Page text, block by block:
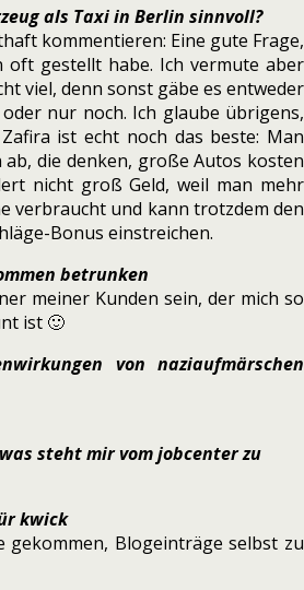
als Taxi in Berlin sinnvoll?
kommentieren: Eine gute Frage,
oft gestellt habe. Ich vermute aber
viel, denn sonst gäbe es entweder
nur noch. Ich glaube übrigens,
ist echt noch das beste: Man
die denken, große Autos kosten
nicht groß Geld, weil man mehr
verbraucht und kann trotzdem den
Bonus einstreichen.
betrunken
meiner Kunden sein, der mich so
ist 🙂
von naziaufmärschen
steht mir vom jobcenter zu
kwick
gekommen, Blogeinträge selbst zu